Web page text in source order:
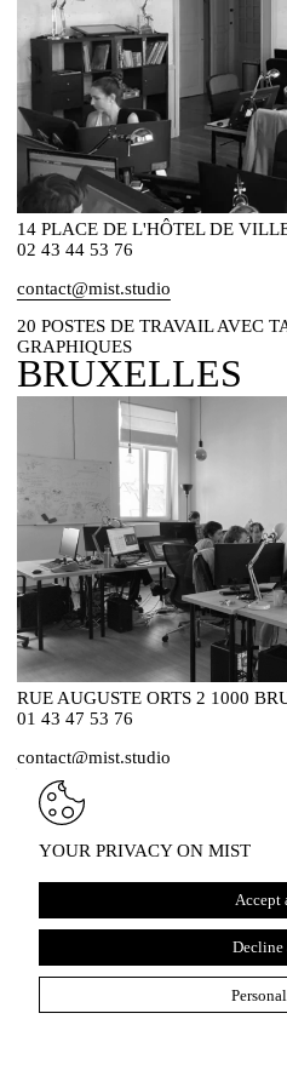
14 PLACE DE L'HÔTEL DE
02 43 44 53 76
contact@mist.studio
20 POSTES DE TRAVAIL AVEC
GRAPHIQUES
BRUXELLES
RUE AUGUSTE ORTS 2 1000
01 43 47 53 76
contact@mist.studio
YOUR PRIVACY ON MIST
Accept